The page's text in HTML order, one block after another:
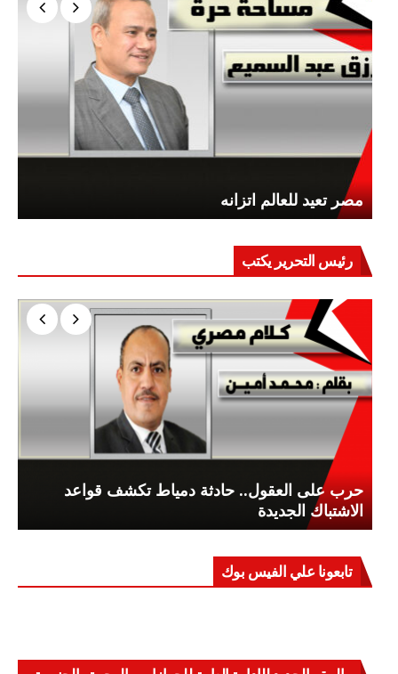
مصر تعيد للعالم اتزانه
رئيس التحرير يكتب
حرب على العقول.. حادثة دمياط تكشف قواعد
الاشتباك الجديدة
تابعونا علي الفيس بوك